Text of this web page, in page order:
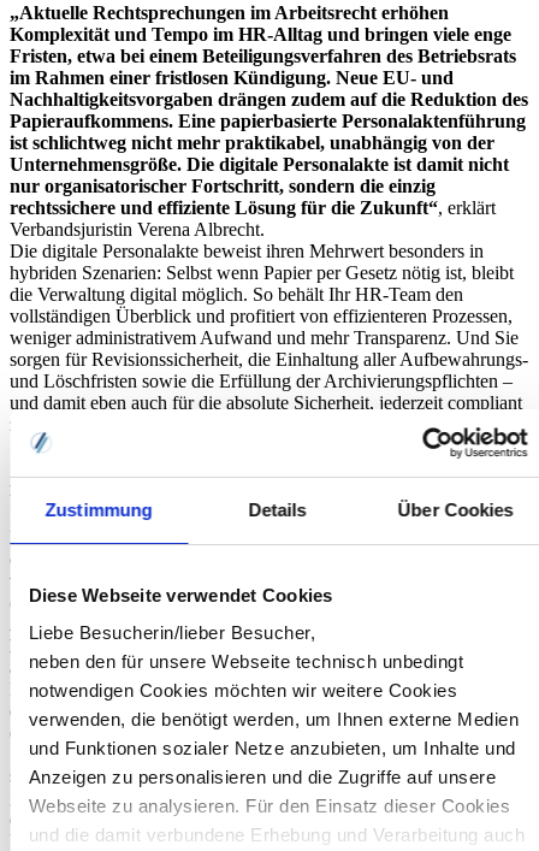
Zustimmung Details Über Cookies
Diese Webseite verwendet Cookies
Liebe Besucherin/lieber Besucher,
neben den für unsere Webseite technisch unbedingt
notwendigen Cookies möchten wir weitere Cookies
verwenden, die benötigt werden, um Ihnen externe Medien
und Funktionen sozialer Netze anzubieten, um Inhalte und
Anzeigen zu personalisieren und die Zugriffe auf unsere
Webseite zu analysieren. Für den Einsatz dieser Cookies
und die damit verbundene Erhebung und Verarbeitung auch
„Aktuelle Rechtsprechungen im Arbeitsrecht erhöhen
Komplexität und Tempo im HR-Alltag und bringen viele enge
Fristen, etwa bei einem Beteiligungsverfahren des Betriebsrats
im Rahmen einer fristlosen Kündigung. Neue EU- und
Nachhaltigkeitsvorgaben drängen zudem auf die Reduktion des
Papieraufkommens. Eine papierbasierte Personalaktenführung
ist schlichtweg nicht mehr praktikabel, unabhängig von der
Unternehmensgröße. Die digitale Personalakte ist damit nicht
nur organisatorischer Fortschritt, sondern die einzig
rechtssichere und effiziente Lösung für die Zukunft“, erklärt
Verbandsjuristin Verena Albrecht.
Die digitale Personalakte beweist ihren Mehrwert besonders in
hybriden Szenarien: Selbst wenn Papier per Gesetz nötig ist, bleibt
die Verwaltung digital möglich. So behält Ihr HR-Team den
vollständigen Überblick und profitiert von effizienteren Prozessen,
weniger administrativem Aufwand und mehr Transparenz. Und Sie
sorgen für Revisionssicherheit, die Einhaltung aller Aufbewahrungs-
und Löschfristen sowie die Erfüllung der Archivierungspflichten –
und damit eben auch für die absolute Sicherheit, jederzeit compliant
zu arbeiten.
Digitalisierung mit Plan und Partner
Die Digitalisierung eröffnet HR-Abteilungen enorme Chancen. Ein
erfolgreicher Einstieg gelingt am besten systematisch: Dazu ein Tipp
von Arbeitsrecht-Expertin Albrecht:
den Signaturstufen auseinander, tauschen Sie sich mit anderen
Arbeitgebern in Verbänden aus und investieren Sie in eine gute
Beratung.“Ein erfahrener Partner hilft Ihnen, den Status quo zu
analysieren, rechtliche Vorgaben zu beachten und einen klaren
Fahrplan zu erstellen. Schritt für Schritt können Sie dann Prozesse
digitalisieren, im besten Fall die digitale Personalakte als Herzstück
etablieren und hybride Szenarien rechtssicher abbilden. So schaffen
Sie nicht nur einen reibungsloseren HR-Alltag, sondern auch eine
stabile Basis für zukünftige Automatisierung. Und: Ihr Team
gewinnt endlich Zeit für strategische Aufgaben und kann sich auf all
die Themen fokussieren, die jetzt und in Zukunft für Ihr
Unternehmen von Bedeutung sind.